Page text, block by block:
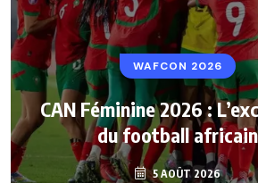
WAFCON 2026
CAN Féminine 2026 :
du football africain
5 AOÛT 2026